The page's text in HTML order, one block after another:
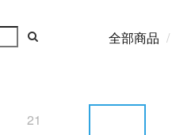
21
全部商品